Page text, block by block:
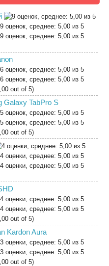
out of 5)
Galaxy TabPro S
out of 5)
out of 5)
Kardon Aura
out of 5)